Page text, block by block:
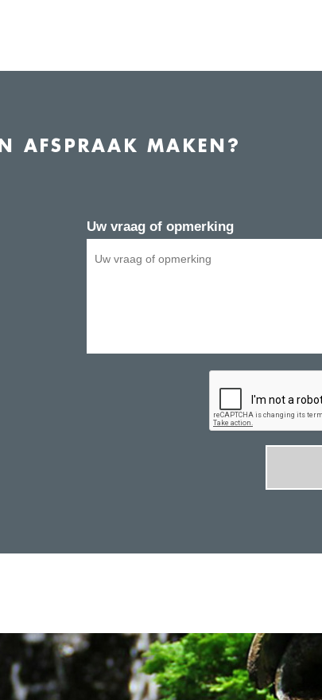
AFSPRAAK MAKEN?
Uw vraag of opmerking